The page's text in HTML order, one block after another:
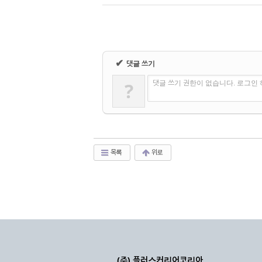
✔ 댓글 쓰기
? 댓글 쓰기 권한이 없습니다. 로그인
목록 위로